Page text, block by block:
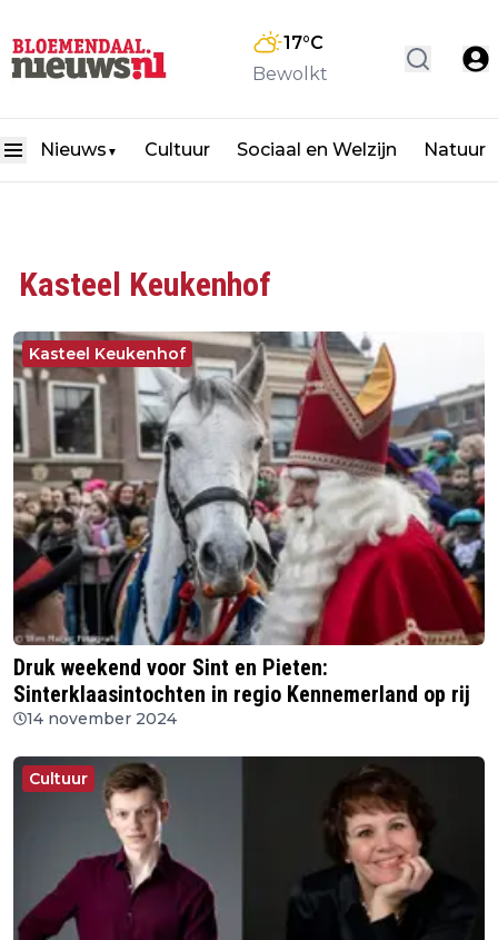
17°C
Bewolkt
Nieuws ▼ Cultuur Sociaal en Welzijn Natuur
Kasteel Keukenhof
Kasteel Keukenhof
Druk weekend voor Sint en Pieten:
Sinterklaasintochten in regio Kennemerland op rij
14 november 2024
Cultuur